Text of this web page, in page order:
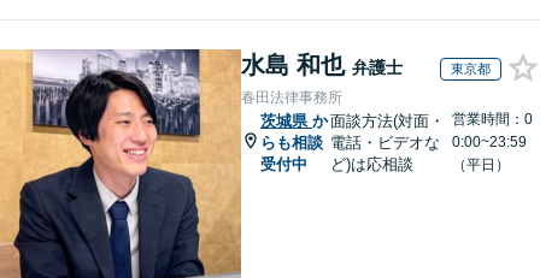
水島 和也 弁護士 東京都
春田法律事務所
茨城県 か
らも相談
受付中
面談方法(対面・
電話・ビデオな
ど)は応相談
営業時間：0
0:00~23:59
（平日）